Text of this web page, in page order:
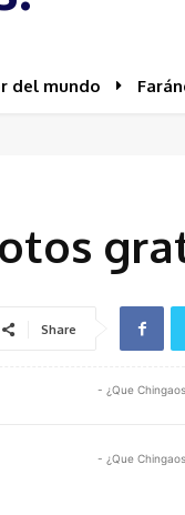
del mundo
Share
- ¿Que
- ¿Que